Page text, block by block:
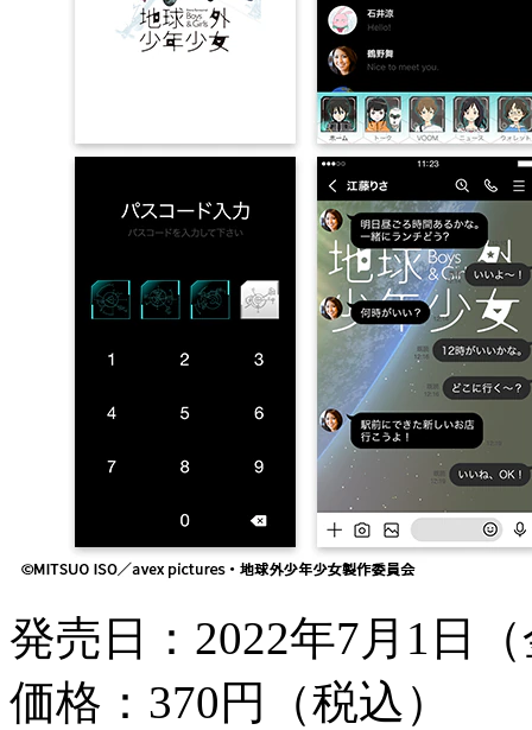
発売日：2022年7月1日
価格：370円（税込）